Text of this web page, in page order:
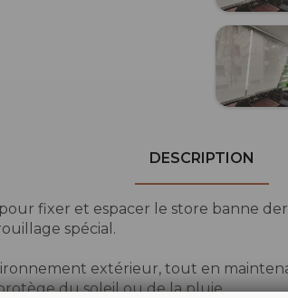
DESCRIPTION
fixer et espacer le store banne
spécial.
extérieur, tout en
du soleil ou de la pluie.